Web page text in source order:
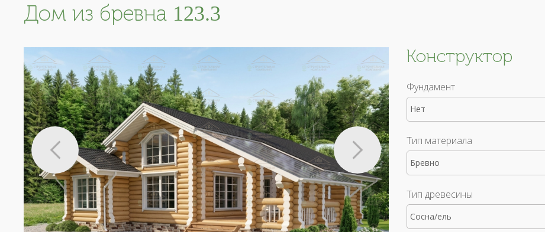
Дом из бревна 123.3
Конструктор
Фундамент
Нет
Тип материала
Бревно
Тип древесины
Сосна/ель